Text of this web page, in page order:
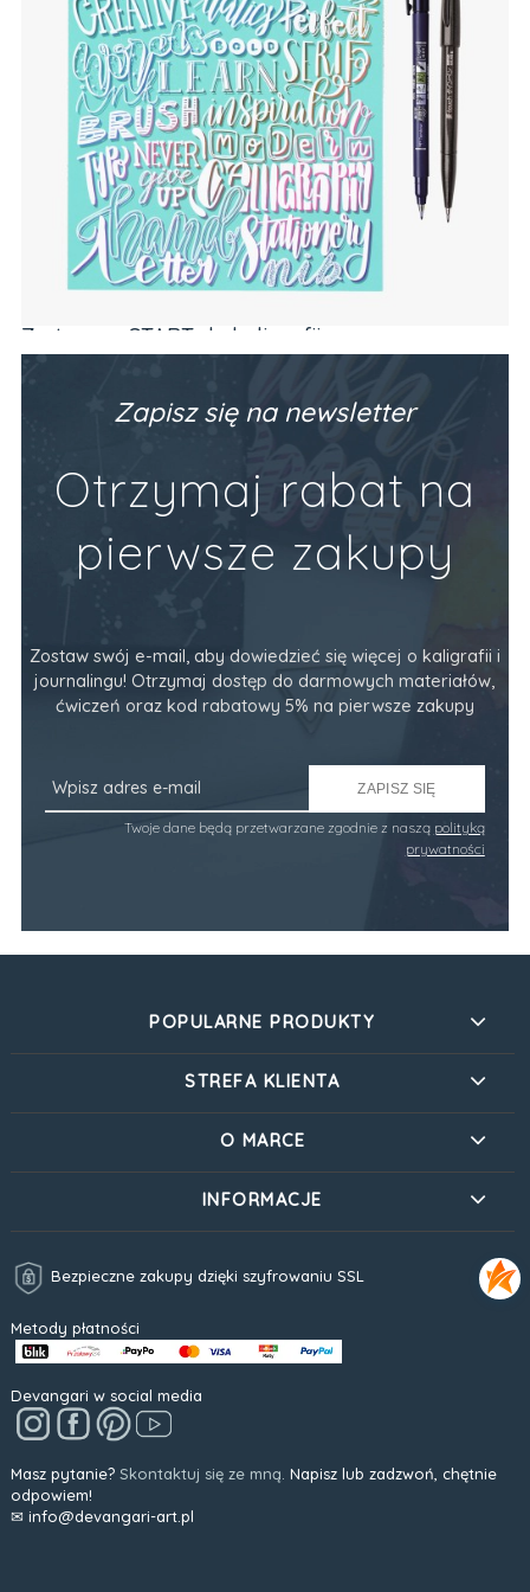
Zeszyt z ćwiczeniami do brush letteringu
PODSTAWY (alfabet, codzienne frazy)
Zapisz się na newsletter
Otrzymaj rabat na
pierwsze zakupy
Zostaw swój e-mail, aby dowiedzieć się więcej o kaligrafii i
journalingu! Otrzymaj dostęp do darmowych materiałów,
ćwiczeń oraz kod rabatowy 5% na pierwsze zakupy
ZAPISZ SIĘ
Twoje dane będą przetwarzane zgodnie z naszą polityką
prywatności
POPULARNE PRODUKTY
STREFA KLIENTA
O MARCE
INFORMACJE
Bezpieczne zakupy dzięki szyfrowaniu SSL
Metody płatności
Devangari w social media
Masz pytanie? Skontaktuj się ze mną. Napisz lub zadzwoń, chętnie
odpowiem!
✉ info@devangari-art.pl